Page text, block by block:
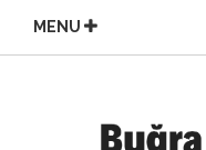
content
MENU